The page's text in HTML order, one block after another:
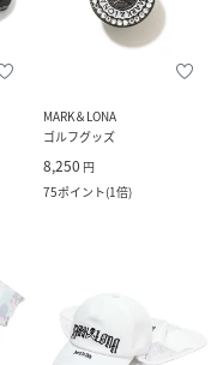
MARK＆LONA
ゴルフグッズ
8,250 円
75ポイント(1倍)